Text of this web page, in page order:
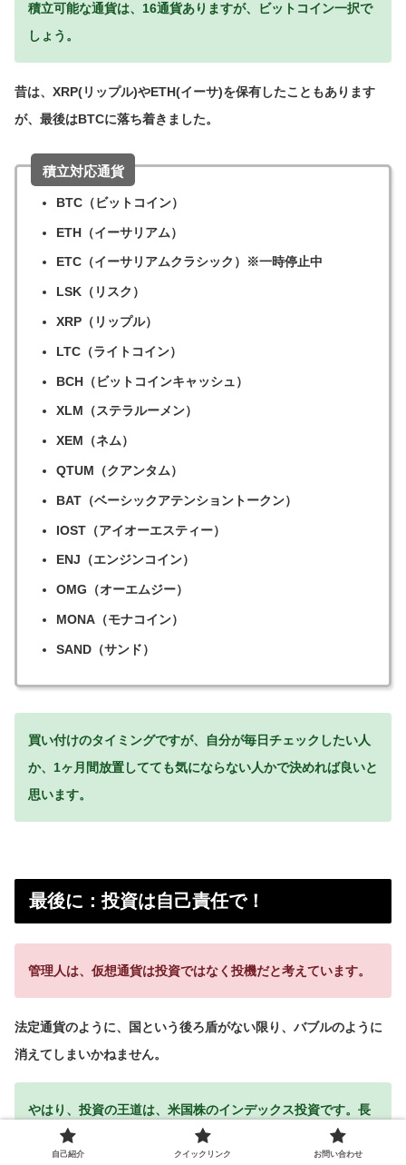
積立可能な通貨は、16通貨ありますが、ビットコイン一択で
しょう。
昔は、XRP(リップル)やETH(イーサ)を保有したこともあります
が、最後はBTCに落ち着きました。
積立対応通貨
BTC（ビットコイン）
ETH（イーサリアム）
ETC（イーサリアムクラシック）※一時停止中
LSK（リスク）
XRP（リップル）
LTC（ライトコイン）
BCH（ビットコインキャッシュ）
XLM（ステラルーメン）
XEM（ネム）
QTUM（クアンタム）
BAT（ベーシックアテンショントークン）
IOST（アイオーエスティー）
ENJ（エンジンコイン）
OMG（オーエムジー）
MONA（モナコイン）
SAND（サンド）
買い付けのタイミングですが、自分が毎日チェックしたい人
か、1ヶ月間放置してても気にならない人かで決めれば良いと
思います。
最後に：投資は自己責任で！
管理人は、仮想通貨は投資ではなく投機だと考えています。
法定通貨のように、国という後ろ盾がない限り、バブルのように
消えてしまいかねません。
やはり、投資の王道は、米国株のインデックス投資です。長
い時間をかけて、じっくりと育て上げるのが投資だと考えて
自己紹介 クイックリンク お問い合わせ